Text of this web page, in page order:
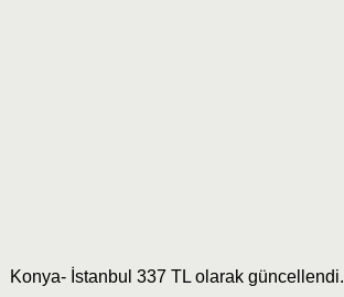
Konya- İstanbul 337 TL olarak güncellendi.